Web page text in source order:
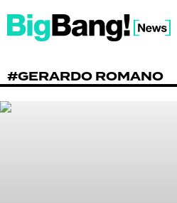
#GERARDO ROMANO
SHOW
POLÍTICA